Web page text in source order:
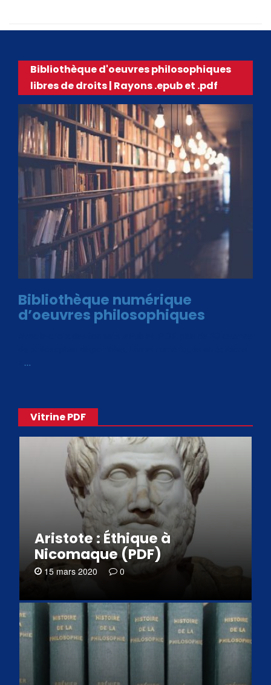
Bibliothèque d'oeuvres philosophiques
libres de droits | Rayons .epub et .pdf
Bibliothèque numérique
d’oeuvres philosophiques
…
Vitrine PDF
Aristote : Éthique à
Nicomaque (PDF)
15 mars 2020 0